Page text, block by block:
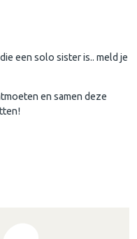
een solo sister is.. meld je
en samen deze